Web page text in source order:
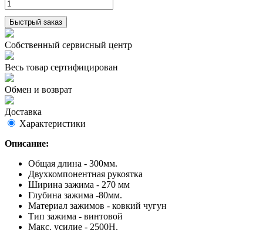
Быстрый заказ
Собственный сервисный центр
Весь товар сертифицирован
Обмен и возврат
Доставка
Характеристики
Описание:
Общая длина - 300мм.
Двухкомпонентная рукоятка
Ширина зажима - 270 мм
Глубина зажима -80мм.
Материал зажимов - ковкий чугун
Тип зажима - винтовой
Макс. усилие - 2500Н.